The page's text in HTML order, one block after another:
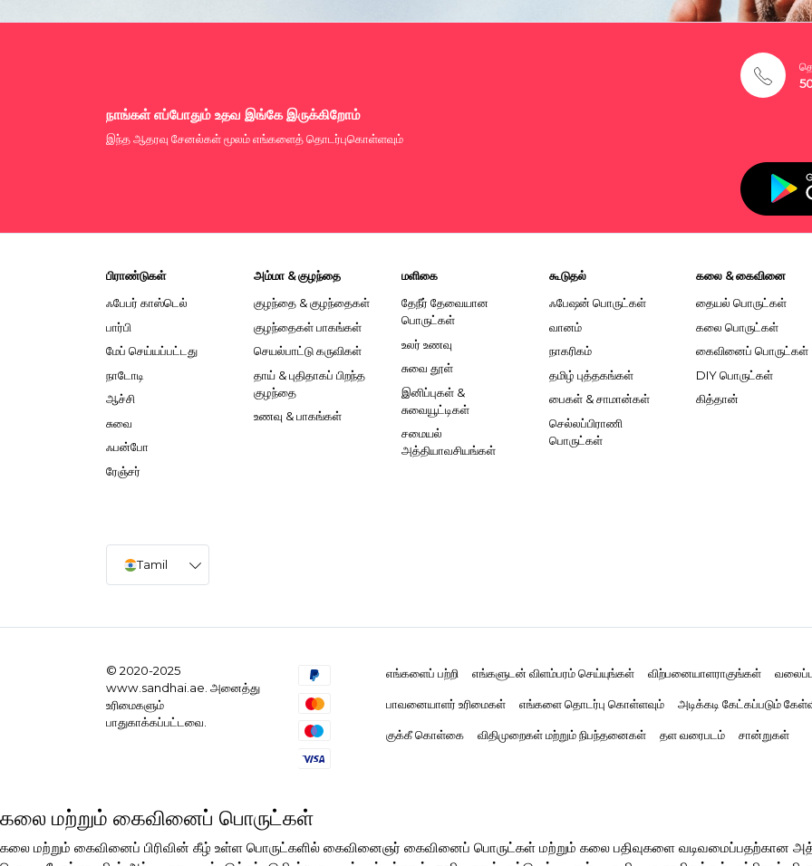
நாங்கள் எப்போதும் உதவ இங்கே இருக்கிறோம்
இந்த ஆதரவு சேனல்கள் மூலம் எங்களைத் தொடர்புகொள்ளவும்
பிராண்டுகள்
ஃபேபர் காஸ்டெல்
பார்பி
மேப் செய்யப்பட்டது
நாடோடி
ஆச்சி
சுவை
ஃபன்போ
ரேஞ்சர்
அம்மா & குழந்தை
குழந்தை & குழந்தைகள்
குழந்தைகள் பாகங்கள்
செயல்பாட்டு கருவிகள்
தாய் & புதிதாகப் பிறந்த
குழந்தை
உணவு & பாகங்கள்
மளிகை
தேநீர் தேவையான
பொருட்கள்
உலர் உணவு
சுவை தூள்
இனிப்புகள் &
சுவையூட்டிகள்
சமையல்
அத்தியாவசியங்கள்
கூடுதல்
ஃபேஷன் பொருட்கள்
வானம்
நாகரிகம்
தமிழ் புத்தகங்கள்
பைகள் & சாமான்கள்
செல்லப்பிராணி
பொருட்கள்
கலை & கைவினை
தையல் பொருட்கள்
கலை பொருட்கள்
கைவினைப் பொருட்கள்
DIY பொருட்கள்
கித்தான்
Tamil
© 2020-2025
www.sandhai.ae. அனைத்து
உரிமைகளும்
பாதுகாக்கப்பட்டவை.
எங்களைப் பற்றி எங்களுடன் விளம்பரம் செய்யுங்கள் விற்பனையாளராகுங்கள்
பாவனையாளர் உரிமைகள் எங்களை தொடர்பு கொள்ளவும் அடிக்கடி கேட்கப்படும்
குக்கீ கொள்கை விதிமுறைகள் மற்றும் நிபந்தனைகள் தள வரைபடம் சான்றுகள்
கலை மற்றும் கைவினைப் பொருட்கள்
கலை மற்றும் கைவினைப் பிரிவின் கீழ் உள்ள பொருட்களில் கைவினைஞர் கைவினைப் பொருட்கள் மற்றும் கலை பதிவுகளை